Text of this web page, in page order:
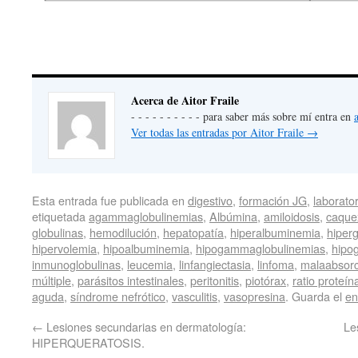
Acerca de Aitor Fraile
- - - - - - - - - - para saber más sobre mí entra en
Ver todas las entradas por Aitor Fraile →
Esta entrada fue publicada en digestivo, formación JG,
etiquetada agammaglobulinemias, Albúmina, amiloidosis,
globulinas, hemodilución, hepatopatía, hiperalbuminemia,
hipervolemia, hipoalbuminemia, hipogammaglobulinemias,
inmunoglobulinas, leucemia, linfangiectasia, linfoma,
múltiple, parásitos intestinales, peritonitis, piotórax, ratio
aguda, síndrome nefrótico, vasculitis, vasopresina. Guarda el
← Lesiones secundarias en dermatología:
HIPERQUERATOSIS.